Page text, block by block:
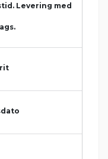
Levering med